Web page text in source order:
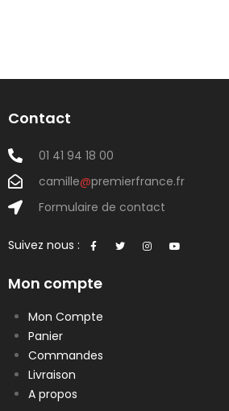
Contact
01 41 94 18 00
camille@premierfrance.fr
Formulaire de contact
Suivez nous :
Mon compte
Mon Compte
Panier
Commandes
Livraison
A propos